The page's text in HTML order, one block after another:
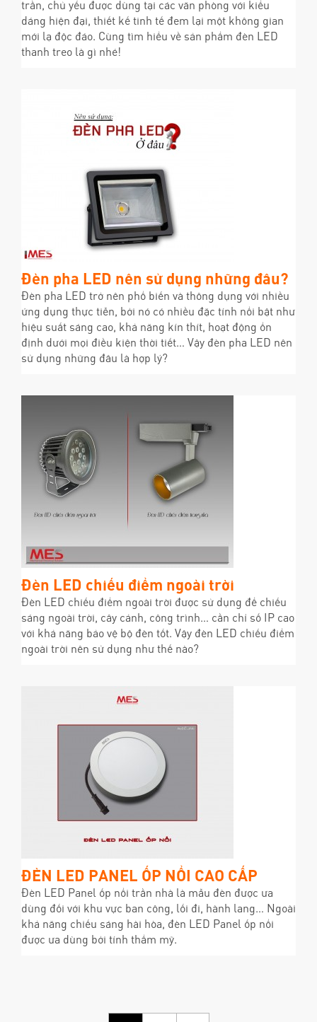
trần, chủ yếu được dùng tại các văn phòng với kiểu
dáng hiện đại, thiết kế tinh tế đem lại một không gian
mới lạ độc đáo. Cùng tìm hiểu về sản phẩm đèn LED
thanh treo là gì nhé!
Đèn pha LED nên sử dụng những đâu?
Đèn pha LED trở nên phổ biến và thông dụng với nhiều
ứng dụng thực tiễn, bởi nó có nhiều đặc tính nổi bật như
hiệu suất sáng cao, khả năng kín thít, hoạt động ổn
định dưới mọi điều kiện thời tiết… Vậy đèn pha LED nên
sử dụng những đâu là hợp lý?
Đèn LED chiếu điểm ngoài trời
Đèn LED chiếu điểm ngoài trời được sử dụng để chiếu
sáng ngoài trời, cây cảnh, công trình… cần chỉ số IP cao
với khả năng bảo vệ bộ đèn tốt. Vậy đèn LED chiếu điểm
ngoài trời nên sử dụng như thế nào?
ĐÈN LED PANEL ỐP NỔI CAO CẤP
Đèn LED Panel ốp nổi trần nhà là mẫu đèn được ưa
dùng đối với khu vực ban công, lối đi, hành lang… Ngoài
khả năng chiếu sáng hài hòa, đèn LED Panel ốp nổi
được ưa dùng bởi tính thẩm mỹ.